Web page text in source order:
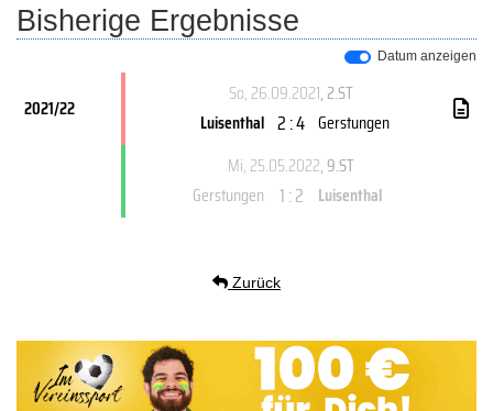
Bisherige Ergebnisse
Datum anzeigen
2021/22
So, 26.09.2021, 2.ST
Luisenthal 2 : 4 Gerstungen
Mi, 25.05.2022, 9.ST
Gerstungen 1 : 2 Luisenthal
Zurück